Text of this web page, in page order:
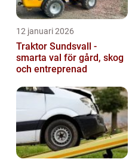
12 januari 2026
Traktor Sundsvall -
smarta val för gård, skog
och entreprenad